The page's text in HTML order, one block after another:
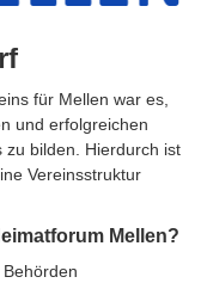
für Mellen war es,
und erfolgreichen
zu bilden. Hierdurch ist
Vereinsstruktur
Mellen?